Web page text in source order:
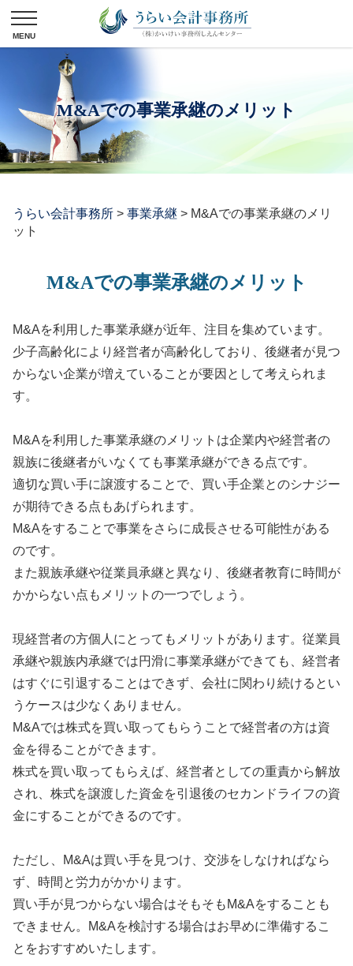
M&Aでの事業承継のメリット
うらい会計事務所 > 事業承継 > M&Aでの事業承継のメリ
ット
M&Aでの事業承継のメリット
M&Aを利用した事業承継が近年、注目を集めています。
少子高齢化により経営者が高齢化しており、後継者が見つ
からない企業が増えていることが要因として考えられま
す。
M&Aを利用した事業承継のメリットは企業内や経営者の
親族に後継者がいなくても事業承継ができる点です。
適切な買い手に譲渡することで、買い手企業とのシナジー
が期待できる点もあげられます。
M&Aをすることで事業をさらに成長させる可能性がある
のです。
また親族承継や従業員承継と異なり、後継者教育に時間が
かからない点もメリットの一つでしょう。
現経営者の方個人にとってもメリットがあります。従業員
承継や親族内承継では円滑に事業承継ができても、経営者
はすぐに引退することはできず、会社に関わり続けるとい
うケースは少なくありません。
M&Aでは株式を買い取ってもらうことで経営者の方は資
金を得ることができます。
株式を買い取ってもらえば、経営者としての重責から解放
され、株式を譲渡した資金を引退後のセカンドライフの資
金にすることができるのです。
ただし、M&Aは買い手を見つけ、交渉をしなければなら
ず、時間と労力がかかります。
買い手が見つからない場合はそもそもM&Aをすることも
できません。M&Aを検討する場合はお早めに準備するこ
とをおすすめいたします。